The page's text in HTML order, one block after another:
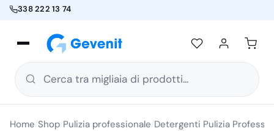
338 222 13 74
Cerca tra migliaia di prodotti...
Home Shop Pulizia professionale Detergenti Pulizia